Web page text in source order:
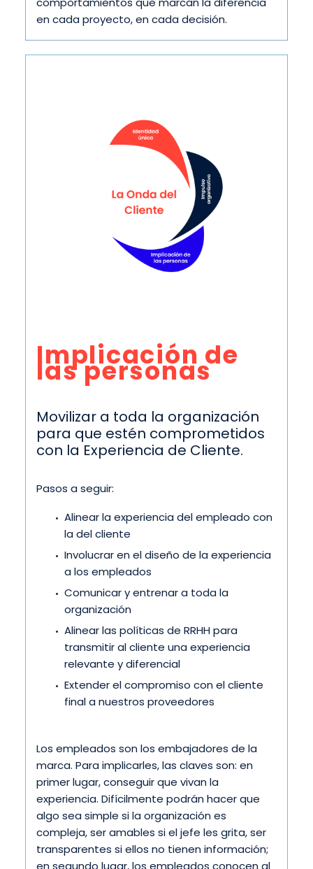
en cada proyecto, en cada decisión.
Implicación de
las personas
Movilizar a toda la organización
para que estén comprometidos
con la Experiencia de Cliente.
Pasos a seguir:
Alinear la experiencia del empleado con
la del cliente
Involucrar en el diseño de la experiencia
a los empleados
Comunicar y entrenar a toda la
organización
Alinear las políticas de RRHH para
transmitir al cliente una experiencia
relevante y diferencial
Extender el compromiso con el cliente
final a nuestros proveedores
Los empleados son los embajadores de la
marca. Para implicarles, las claves son: en
primer lugar, conseguir que vivan la
experiencia. Difícilmente podrán hacer que
algo sea simple si la organización es
compleja, ser amables si el jefe les grita, ser
transparentes si ellos no tienen información;